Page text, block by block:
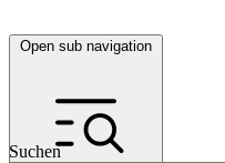
Open sub navigation
Suchen